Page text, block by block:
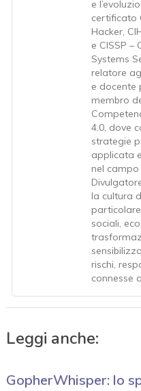
e
certificato
Hacker,
e CISSP
Systems
relatore
e docente
membro
4.0, dove
strategie
applicata
nel campo
la cultura
sociali,
rischi,
connesse
Leggi anche:
GopherWhisper: lo